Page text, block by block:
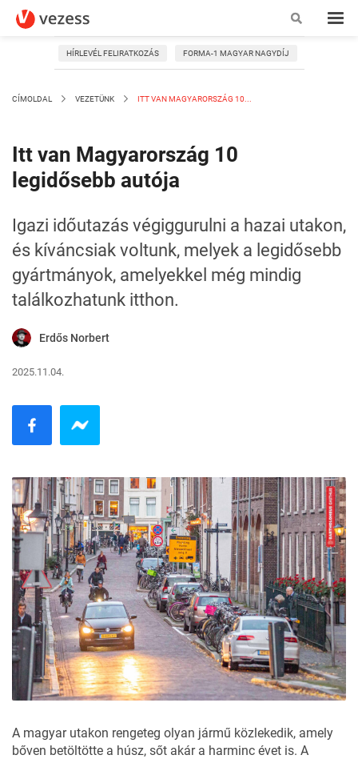
HÍRLEVÉL FELIRATKOZÁS FORMA-1 MAGYAR NAGYDÍJ
CÍMOLDAL VEZETÜNK ITT VAN MAGYARORSZÁG 10...
Itt van Magyarország 10
legidősebb autója
Igazi időutazás végiggurulni a hazai utakon,
és kíváncsiak voltunk, melyek a legidősebb
gyártmányok, amelyekkel még mindig
találkozhatunk itthon.
Erdős Norbert
2025.11.04.
A magyar utakon rengeteg olyan jármű közlekedik, amely
bőven betöltötte a húsz, sőt akár a harminc évet is. A